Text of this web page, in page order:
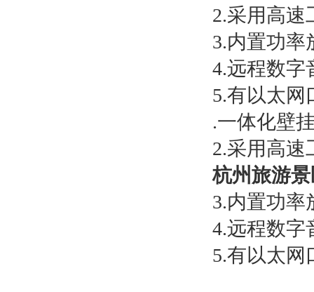
2.采用高速
3.内置功率
4.远程数字
5.有以太网
.一体化壁
2.采用高速
杭州旅游
3.内置功率
4.远程数字
5.有以太网